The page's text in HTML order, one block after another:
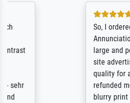
4.8 / 5
So, I ordered a large print
Annunciation by Fra
large and popular
site advertising giclee print
quality for a large print
refunded me when I sent
blurry print vs. a Wikipedia